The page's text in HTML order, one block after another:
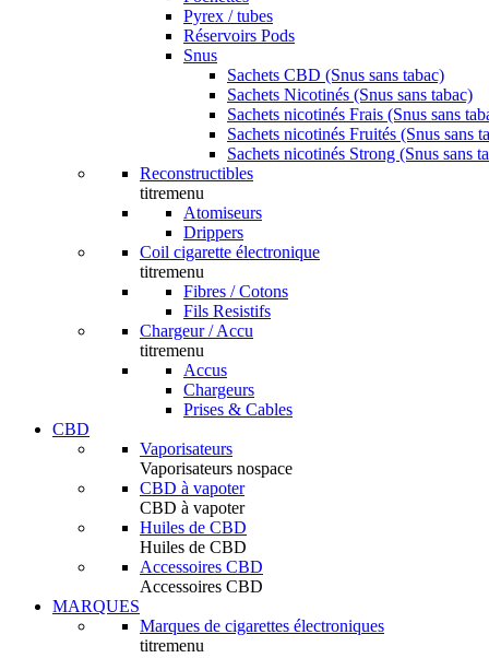
Pyrex / tubes
Réservoirs Pods
Snus
Sachets CBD (Snus sans tabac)
Sachets Nicotinés (Snus sans tabac)
Sachets nicotinés Frais (Snus sans
Sachets nicotinés Fruités (Snus sans
Sachets nicotinés Strong (Snus sans
Reconstructibles
titremenu
Atomiseurs
Drippers
Coil cigarette électronique
titremenu
Fibres / Cotons
Fils Resistifs
Chargeur / Accu
titremenu
Accus
Chargeurs
Prises & Cables
CBD
Vaporisateurs
Vaporisateurs nospace
CBD à vapoter
CBD à vapoter
Huiles de CBD
Huiles de CBD
Accessoires CBD
Accessoires CBD
MARQUES
Marques de cigarettes électroniques
titremenu